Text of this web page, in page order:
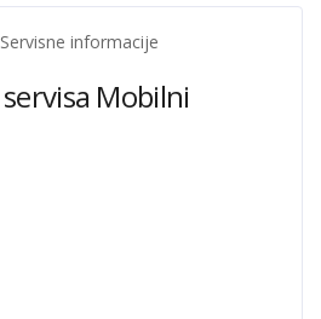
Servisne informacije
Mobilni